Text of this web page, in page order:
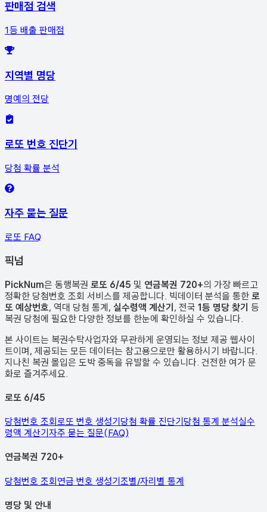
판매점 검색
1등 배출 판매점
지역별 명당
명예의 전당
로또 번호 진단기
당첨 확률 분석
자주 묻는 질문
로또 FAQ
픽넘
PickNum은 동행복권 로또 6/45 및 연금복권 720+의 가장 빠르고
정확한 당첨번호 조회 서비스를 제공합니다. 빅데이터 분석을 통한 로
또 예상번호, 역대 당첨 통계, 실수령액 계산기, 전국 1등 명당 찾기 등
복권 당첨에 필요한 다양한 정보를 한눈에 확인하실 수 있습니다.
본 사이트는 복권수탁사업자와 무관하게 운영되는 정보 제공 웹사이
트이며, 제공되는 모든 데이터는 참고용으로만 활용하시기 바랍니다.
지나친 복권 몰입은 도박 중독을 유발할 수 있습니다. 건전한 여가 문
화로 즐겨주세요.
로또 6/45
당첨번호 조회로또 번호 생성기당첨 확률 진단기당첨 통계 분석실수
령액 계산기자주 묻는 질문(FAQ)
연금복권 720+
당첨번호 조회연금 번호 생성기조별/자리별 통계
명당 및 안내